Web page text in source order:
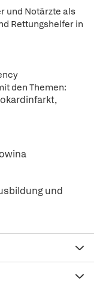
und Notärzte als
Rettungshelfer in
den Themen:
und